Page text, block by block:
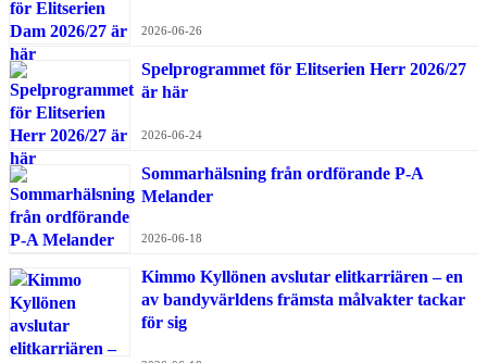
2026-06-26
Spelprogrammet för Elitserien Herr 2026/27
är här
2026-06-24
Sommarhälsning från ordförande P-A
Melander
2026-06-18
Kimmo Kyllönen avslutar elitkarriären – en
av bandyvärldens främsta målvakter tackar
för sig